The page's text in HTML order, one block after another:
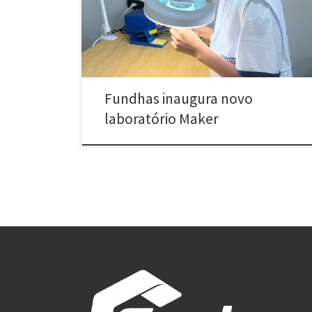
Fundhas inaugura novo
laboratório Maker